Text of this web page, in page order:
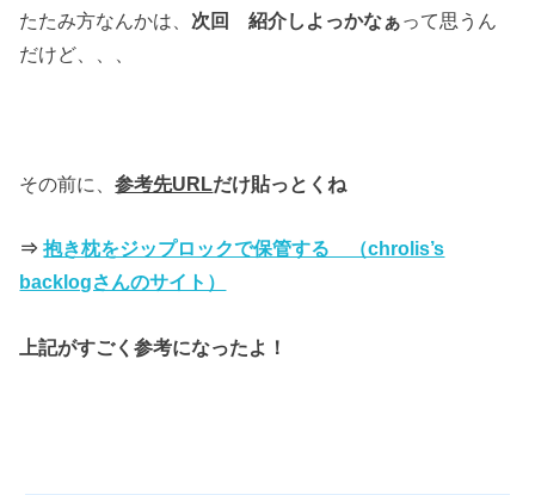
たたみ方なんかは、 次回 紹介しよっかなぁって思うん
だけど、、、
その前に、参考先URLだけ貼っとくね
⇒抱き枕をジップロックで保管する （chrolis’s
backlogさんのサイト）
上記がすごく参考になったよ！